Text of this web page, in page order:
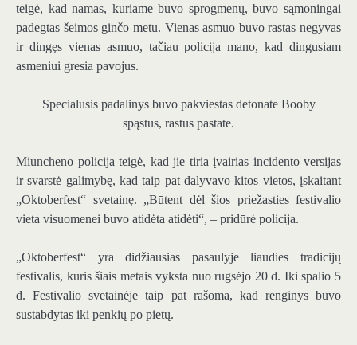
teigė, kad namas, kuriame buvo sprogmenų, buvo sąmoningai
padegtas šeimos ginčo metu. Vienas asmuo buvo rastas negyvas
ir dingęs vienas asmuo, tačiau policija mano, kad dingusiam
asmeniui gresia pavojus.
Specialusis padalinys buvo pakviestas detonate Booby
spąstus, rastus pastate.
Miuncheno policija teigė, kad jie tiria įvairias incidento versijas
ir svarstė galimybę, kad taip pat dalyvavo kitos vietos, įskaitant
„Oktoberfest“ svetainę. „Būtent dėl ​​šios priežasties festivalio
vieta visuomenei buvo atidėta atidėti“, – pridūrė policija.
„Oktoberfest“ yra didžiausias pasaulyje liaudies tradicijų
festivalis, kuris šiais metais vyksta nuo rugsėjo 20 d. Iki spalio 5
d. Festivalio svetainėje taip pat rašoma, kad renginys buvo
sustabdytas iki penkių po pietų.